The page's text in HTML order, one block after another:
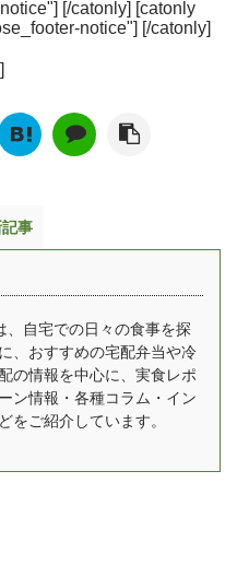
ついて、みんなの口コ
ミ・評判や編集部の実食
りの料金もわかりやすく
紹介します。 美味しい？
た。でも、お店や種類が
こで今回は、これまで30
社以上の食事宅配サービ
ット中の方におすすめの
エットしたい… 糖質やカ
ロリーの計算を自分です
るのは大変 コンビニや外
食だとダイエットができ
ダ ...
[/catonly] [catonly
notice"] [/catonly]
事
、自宅での日々の食事を探
、おすすめの宅配弁当や冷
の情報を中心に、実食レポ
ン情報・各種コラム・イン
をご紹介しています。